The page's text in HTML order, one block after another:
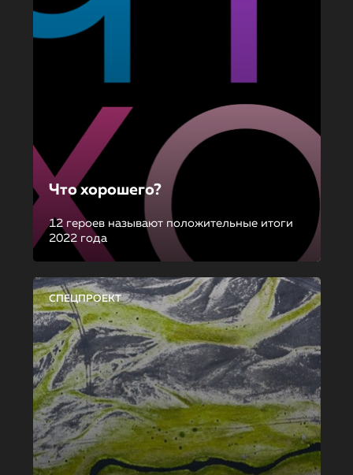
Что хорошего?
12 героев называют положительные итоги
2022 года
СПЕЦПРОЕКТ